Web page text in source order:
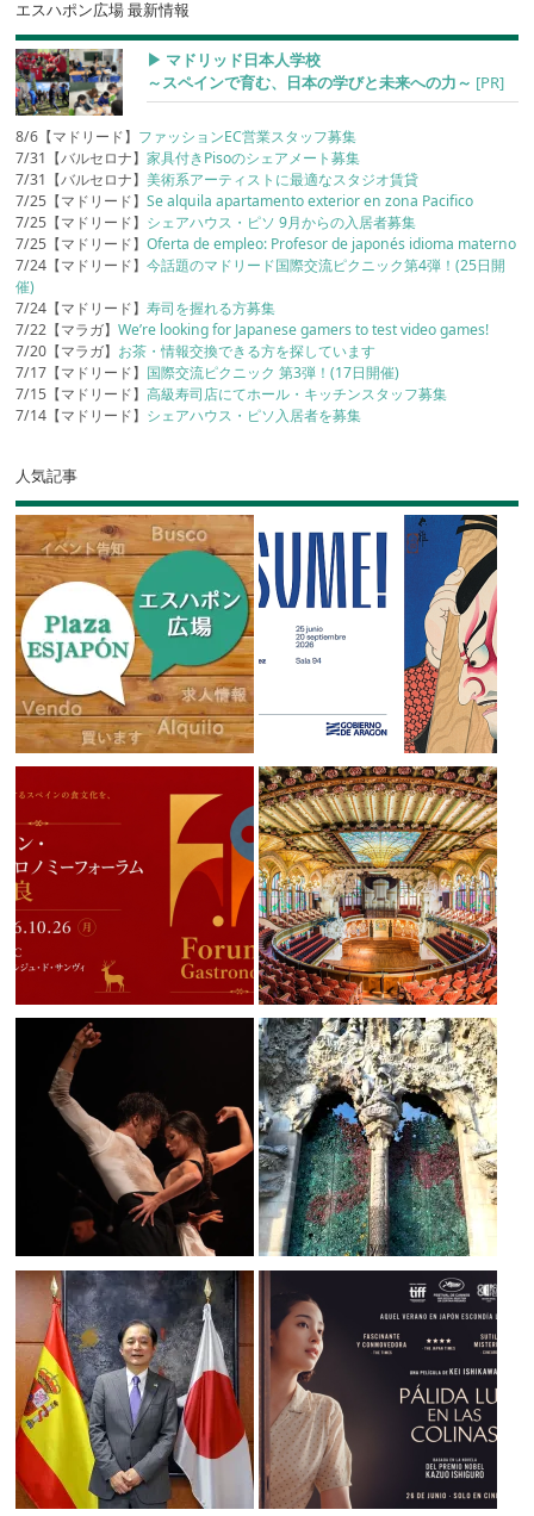
エスハポン広場 最新情報
▶︎ マドリッド日本人学校
～スペインで育む、日本の学びと未来への力～ [PR]
8/6【マドリード】 ファッションEC営業スタッフ募集
7/31【バルセロナ】家具付きPisoのシェアメート募集
7/31【バルセロナ】美術系アーティストに最適なスタジオ賃貸
7/25【マドリード】Se alquila apartamento exterior en zona Pacifico
7/25【マドリード】 シェアハウス・ピソ 9月からの入居者募集
7/25【マドリード】Oferta de empleo: Profesor de japonés idioma materno
7/24【マドリード】今話題のマドリード国際交流ピクニック第4弾！(25日開
催)
7/24【マドリード】寿司を握れる方募集
7/22【マラガ】We’re looking for Japanese gamers to test video games!
7/20【マラガ】 お茶・情報交換できる方を探しています
7/17【マドリード】 国際交流ピクニック 第3弾！(17日開催)
7/15【マドリード】高級寿司店にてホール・キッチンスタッフ募集
7/14【マドリード】 シェアハウス・ピソ入居者を募集
人気記事